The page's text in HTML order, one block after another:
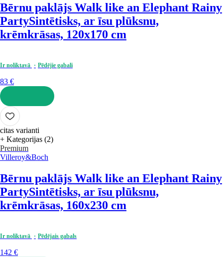
Bērnu paklājs Walk like an Elephant Rainy
PartySintētisks, ar īsu plūksnu,
krēmkrāsas, 120x170 cm
Ir noliktavā Pēdējie gabali
83 €
LIKT GROZĀ
citas varianti
+ Kategorijas (2)
Premium
Villeroy&Boch
Bērnu paklājs Walk like an Elephant Rainy
PartySintētisks, ar īsu plūksnu,
krēmkrāsas, 160x230 cm
Ir noliktavā Pēdējais gabals
142 €